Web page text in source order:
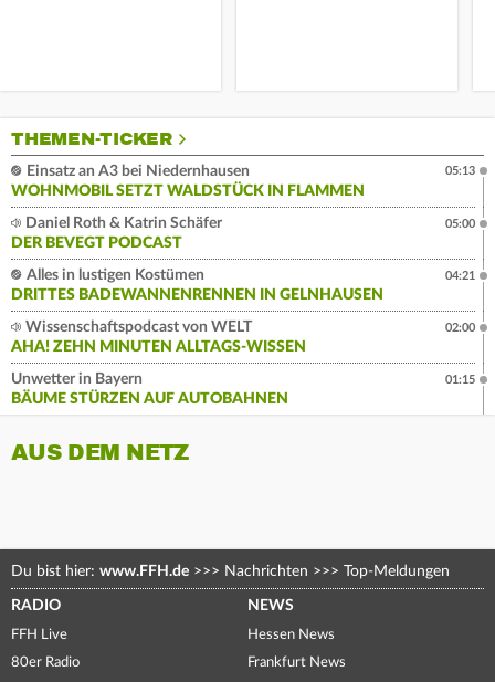
THEMEN-TICKER
Einsatz an A3 bei Niedernhausen
WOHNMOBIL SETZT WALDSTÜCK IN FLAMMEN
05:13
Daniel Roth & Katrin Schäfer
DER BEVEGT PODCAST
05:00
Alles in lustigen Kostümen
DRITTES BADEWANNENRENNEN IN GELNHAUSEN
04:21
Wissenschaftspodcast von WELT
AHA! ZEHN MINUTEN ALLTAGS-WISSEN
02:00
Unwetter in Bayern
BÄUME STÜRZEN AUF AUTOBAHNEN
01:15
AUS DEM NETZ
Du bist hier: www.FFH.de >>> Nachrichten >>> Top-Meldungen
RADIO
FFH Live
80er Radio
NEWS
Hessen News
Frankfurt News